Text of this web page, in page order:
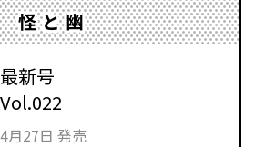
怪と幽
最新号
Vol.022
4月27日 発売